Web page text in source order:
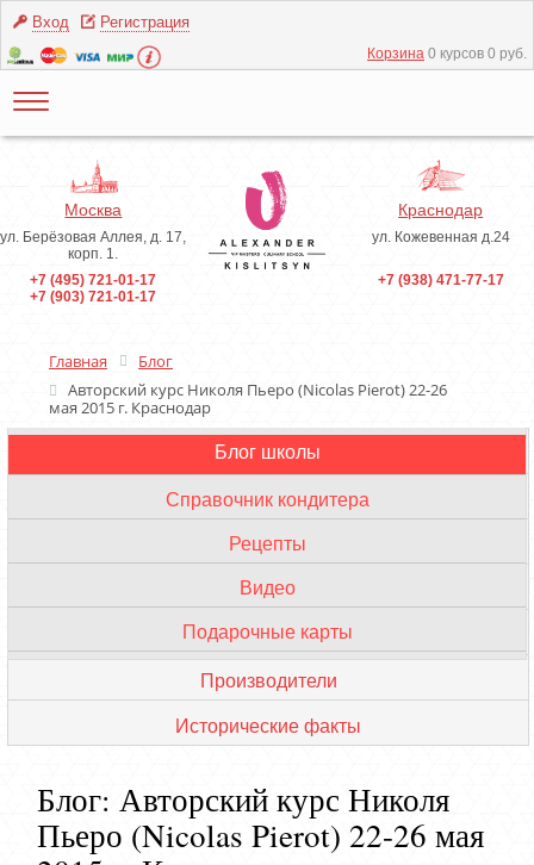
Вход Регистрация
Корзина 0 курсов 0 руб.
Москва
ул. Берёзовая Аллея, д. 17,
корп. 1.
+7 (495) 721-01-17
+7 (903) 721-01-17
Краснодар
ул. Кожевенная д.24
+7 (938) 471-77-17
Главная
Блог
Авторский курс Николя Пьеро (Nicolas Pierot) 22-26
мая 2015 г. Краснодар
Блог школы
Справочник кондитера
Рецепты
Видео
Подарочные карты
Инструменты
Ингредиенты
Профессиональные термины
VIP мастера
Обзор кондитерских
Производители
Исторические факты
Блог: Авторский курс Николя
Пьеро (Nicolas Pierot) 22-26 мая